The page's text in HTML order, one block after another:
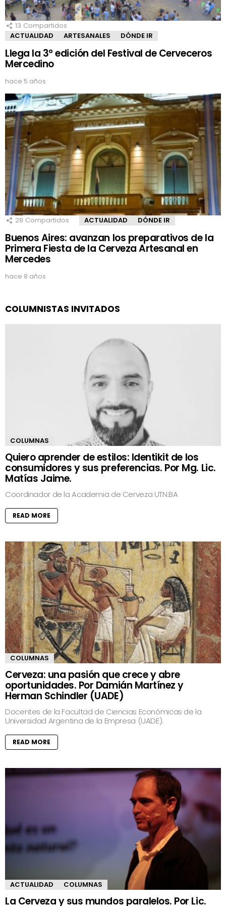
13 Compartidos
ACTUALIDAD
ARTESANALES DÓNDE IR
Llega la 3º edición del Festival de Cerveceros
Mercedino
hace 5 años
28 Compartidos ACTUALIDAD DÓNDE IR
Buenos Aires: avanzan los preparativos de la
Primera Fiesta de la Cerveza Artesanal en
Mercedes
hace 8 años
COLUMNISTAS INVITADOS
COLUMNAS
Quiero aprender de estilos: Identikit de los
consumidores y sus preferencias. Por Mg. Lic.
Matías Jaime.
Coordinador de la Academia de Cerveza UTN.BA
READ MORE
COLUMNAS
Cerveza: una pasión que crece y abre
oportunidades. Por Damián Martínez y
Herman Schindler (UADE)
Docentes de la Facultad de Ciencias Económicas de la
Universidad Argentina de la Empresa (UADE).
READ MORE
ACTUALIDAD COLUMNAS
La Cerveza y sus mundos paralelos. Por Lic.